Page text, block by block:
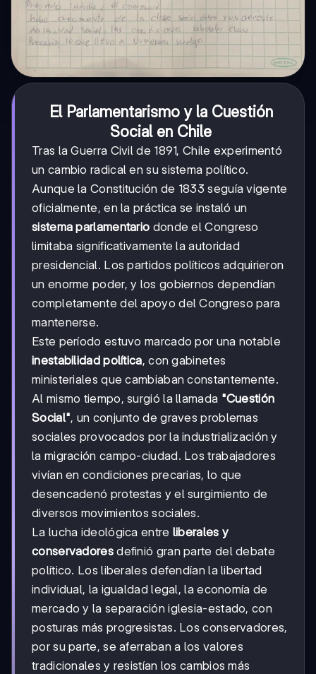
El Parlamentarismo y la Cuestión
Social en Chile
Tras la Guerra Civil de 1891, Chile experimentó
un cambio radical en su sistema político.
Aunque la Constitución de 1833 seguía vigente
oficialmente, en la práctica se instaló un
sistema parlamentario donde el Congreso
limitaba significativamente la autoridad
presidencial. Los partidos políticos adquirieron
un enorme poder, y los gobiernos dependían
completamente del apoyo del Congreso para
mantenerse.
Este período estuvo marcado por una notable
inestabilidad política, con gabinetes
ministeriales que cambiaban constantemente.
Al mismo tiempo, surgió la llamada "Cuestión
Social", un conjunto de graves problemas
sociales provocados por la industrialización y
la migración campo-ciudad. Los trabajadores
vivían en condiciones precarias, lo que
desencadenó protestas y el surgimiento de
diversos movimientos sociales.
La lucha ideológica entre liberales y
conservadoresdefinió gran parte del debate
político. Los liberales defendían la libertad
individual, la igualdad legal, la economía de
mercado y la separación iglesia-estado, con
posturas más progresistas. Los conservadores,
por su parte, se aferraban a los valores
tradicionales y resistían los cambios más